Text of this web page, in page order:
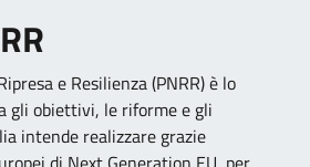
e Resilienza (PNRR) è lo
gli obiettivi, le riforme e gli
intende realizzare grazie